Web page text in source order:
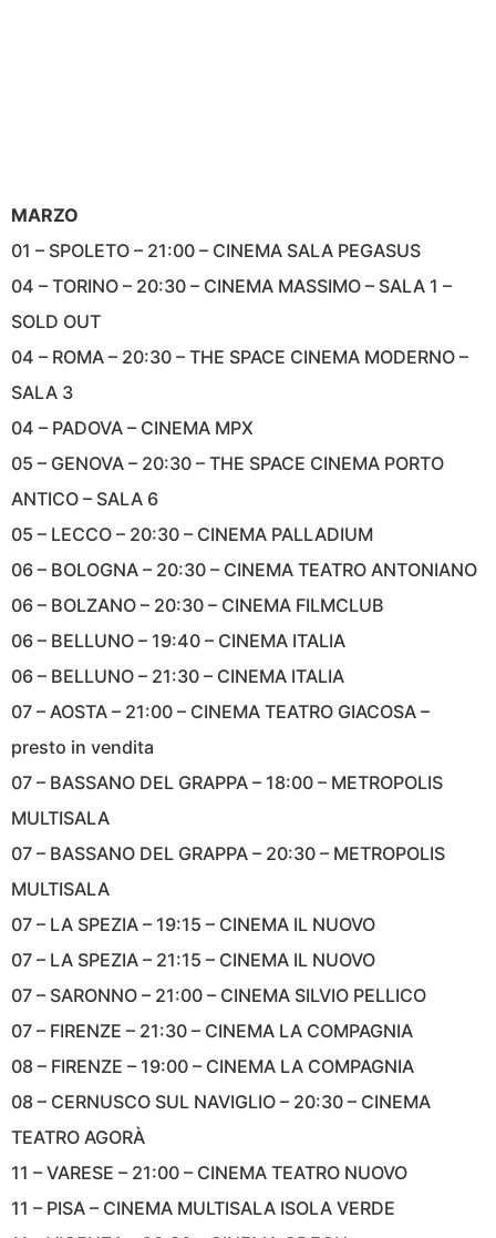
MARZO
01 – SPOLETO – 21:00 – CINEMA SALA PEGASUS
04 – TORINO – 20:30 – CINEMA MASSIMO – SALA 1 –
SOLD OUT
04 – ROMA – 20:30 – THE SPACE CINEMA MODERNO –
SALA 3
04 – PADOVA – CINEMA MPX
05 – GENOVA – 20:30 – THE SPACE CINEMA PORTO
ANTICO – SALA 6
05 – LECCO – 20:30 – CINEMA PALLADIUM
06 – BOLOGNA – 20:30 – CINEMA TEATRO ANTONIANO
06 – BOLZANO – 20:30 – CINEMA FILMCLUB
06 – BELLUNO – 19:40 – CINEMA ITALIA
06 – BELLUNO – 21:30 – CINEMA ITALIA
07 – AOSTA – 21:00 – CINEMA TEATRO GIACOSA –
presto in vendita
07 – BASSANO DEL GRAPPA – 18:00 – METROPOLIS
MULTISALA
07 – BASSANO DEL GRAPPA – 20:30 – METROPOLIS
MULTISALA
07 – LA SPEZIA – 19:15 – CINEMA IL NUOVO
07 – LA SPEZIA – 21:15 – CINEMA IL NUOVO
07 – SARONNO – 21:00 – CINEMA SILVIO PELLICO
07 – FIRENZE – 21:30 – CINEMA LA COMPAGNIA
08 – FIRENZE – 19:00 – CINEMA LA COMPAGNIA
08 – CERNUSCO SUL NAVIGLIO – 20:30 – CINEMA
TEATRO AGORÀ
11 – VARESE – 21:00 – CINEMA TEATRO NUOVO
11 – PISA – CINEMA MULTISALA ISOLA VERDE